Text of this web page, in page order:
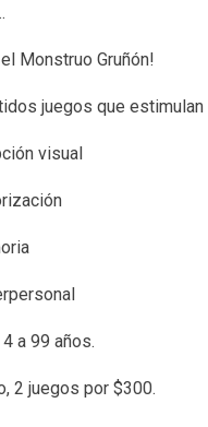
Monstruo Gruñón!
juegos que
visual
a 99 años.
2 juegos por $300.